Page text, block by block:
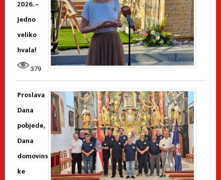
2026. –
Jedno
veliko
hvala!
379
Proslava
Dana
pobjede,
Dana
domovins
ke